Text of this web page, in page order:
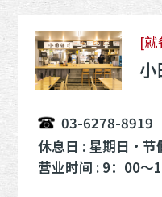
[就
小
03-6278-8919
休息日 : 星期日・节
营业时间 : 9：00～